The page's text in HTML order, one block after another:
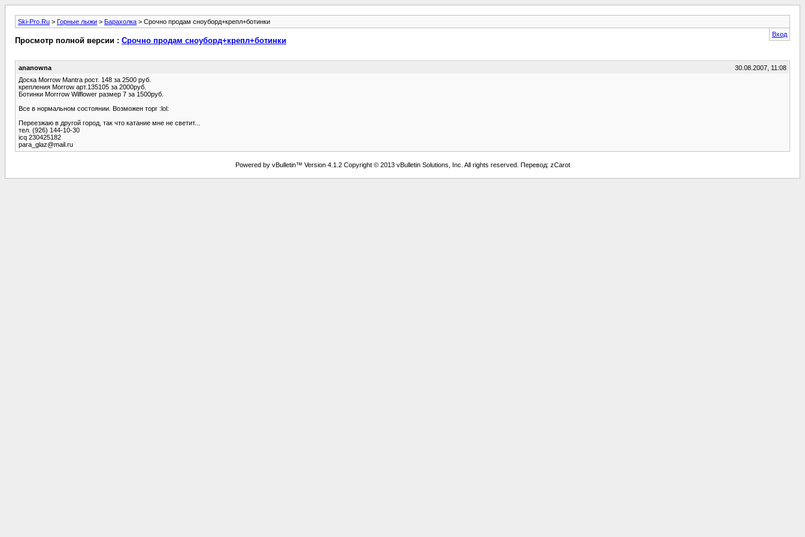
Ski-Pro.Ru > Горные лыжи > Барахолка > Срочно продам сноуборд+крепл+ботинки
Вход
Просмотр полной версии : Срочно продам сноуборд+крепл+ботинки
ananowna
30.08.2007, 11:08
Доска Morrow Mantra рост. 148 за 2500 руб.
крепления Morrow арт.135105 за 2000руб.
Ботинки Morrrow Wilflower размер 7 за 1500руб.
Все в нормальном состоянии. Возможен торг :lol:
Переезжаю в другой город, так что катание мне не светит...
тел. (926) 144-10-30
icq 230425182
para_glaz@mail.ru
Powered by vBulletin™ Version 4.1.2 Copyright © 2013 vBulletin Solutions, Inc. All rights reserved. Перевод: zCarot